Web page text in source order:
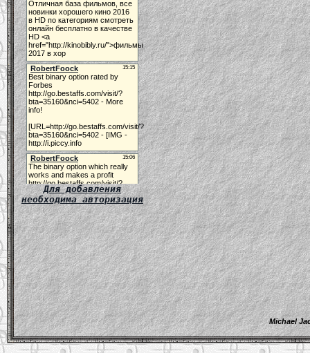
Для добавления
необходима авторизация
Michael